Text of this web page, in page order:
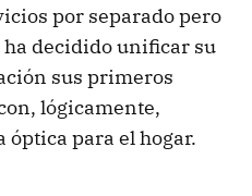
por separado pero
decidido unificar su
sus primeros
lógicamente,
para el hogar.